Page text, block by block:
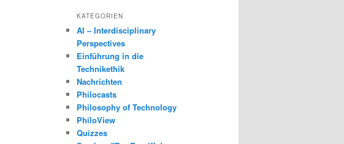
KATEGORIEN
AI – Interdisciplinary
Perspectives
Einführung in die
Technikethik
Nachrichten
Philocasts
Philosophy of Technology
PhiloView
Quizzes